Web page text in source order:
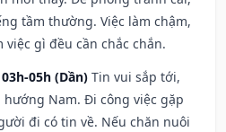
tầm thường. Việc làm chậm,
gì đều cần chắc chắn.
05h (Dần) Tin vui sắp tới,
Nam. Đi công việc gặp
đi có tin về. Nếu chăn nuôi